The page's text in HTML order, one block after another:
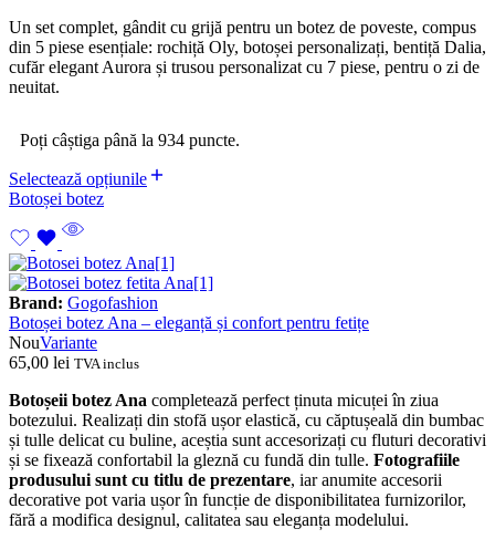
Un set complet, gândit cu grijă pentru un botez de poveste, compus
din 5 piese esențiale: rochiță Oly, botoșei personalizați, bentiță Dalia,
cufăr elegant Aurora și trusou personalizat cu 7 piese, pentru o zi de
neuitat.
Poți câștiga până la 934 puncte.
Selectează opțiunile
Botoșei botez
Brand: Gogofashion
Botoșei botez Ana – eleganță și confort pentru fetițe
NouVariante
65,00 lei TVA inclus
Botoșeii botez Ana completează perfect ținuta micuței în ziua
botezului. Realizați din stofă ușor elastică, cu căptușeală din bumbac
și tulle delicat cu buline, aceștia sunt accesorizați cu fluturi decorativi
și se fixează confortabil la gleznă cu fundă din tulle. Fotografiile
produsului sunt cu titlu de prezentare, iar anumite accesorii
decorative pot varia ușor în funcție de disponibilitatea furnizorilor,
fără a modifica designul, calitatea sau eleganța modelului.